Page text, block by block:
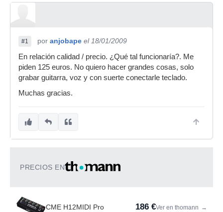
#1 por anjobape el 18/01/2009
En relación calidad / precio. ¿Qué tal funcionaría?. Me
piden 125 euros. No quiero hacer grandes cosas, solo
grabar guitarra, voz y con suerte conectarle teclado.
Muchas gracias.
PRECIOS EN
CME H12MIDI Pro 186 €Ver en thomann →